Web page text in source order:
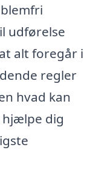
udførelse
alt foregår i
regler
hvad kan
dig